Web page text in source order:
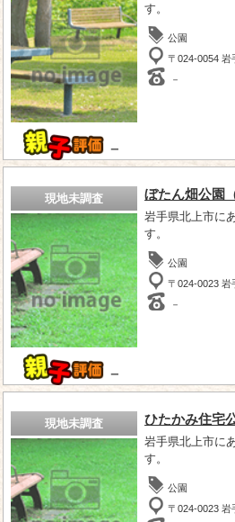
－
す。
公園
〒024-0054 岩
－
現地未調査
－
ぼたん畑公園
岩手県北上市に
す。
公園
〒024-0023 岩
－
現地未調査 ひたかみ住宅
岩手県北上市に
す。
公園
〒024-0023 岩